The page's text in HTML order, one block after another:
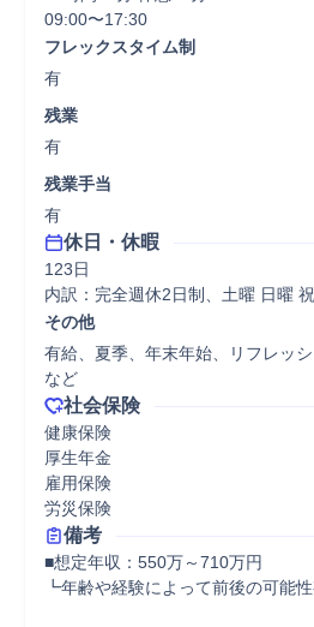
09:00〜17:30
フレックスタイム制
有
残業
有
残業手当
有
休日・休暇
123日
内訳：完全週休2日制、土曜 日曜
その他
有給、夏季、年末年始、リフレッ
など
社会保険
健康保険
厚生年金
雇用保険
労災保険
備考
■想定年収：550万～710万円
┗年齢や経験によって前後の可能